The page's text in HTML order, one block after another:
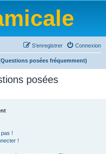
Connexion
S’enregistrer
posées fréquemment)
posées
pas !
!